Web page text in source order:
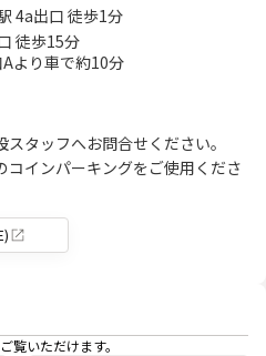
4a出口 徒歩1分
徒歩15分
より車で約10分
タッフへお問合せください。
インパーキングをご使用くださ
いただけます。